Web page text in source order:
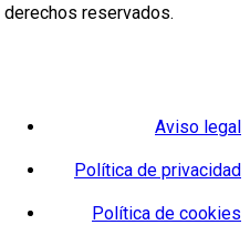
reservados.
Aviso legal
Política de privacidad
Política de cookies